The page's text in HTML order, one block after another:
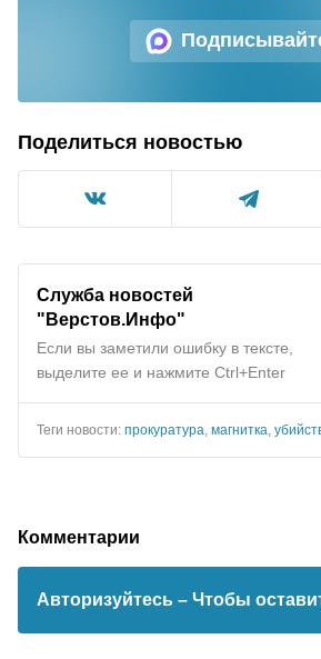
Поделиться новостью
Служба новостей
"Верстов.Инфо"
Если вы заметили ошибку в тексте,
выделите ее и нажмите Ctrl+Enter
Теги новости: прокуратура магнитка
Комментарии
Авторизуйтесь – Чтобы